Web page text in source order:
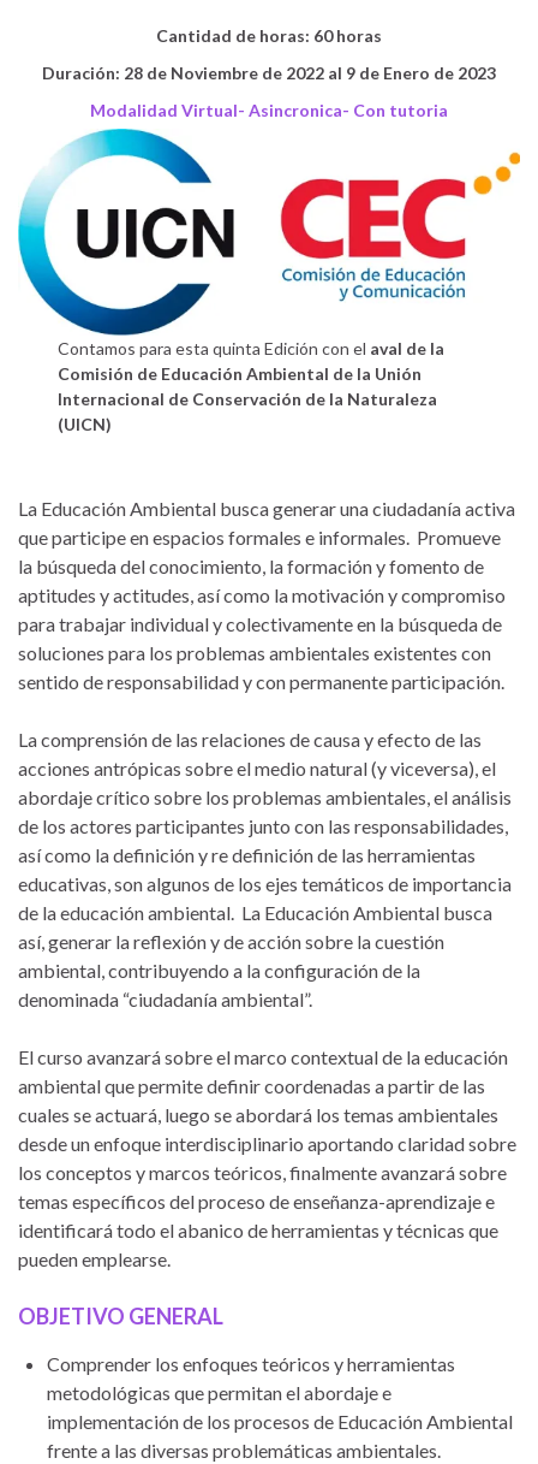
Cantidad de horas: 60 horas
Duración: 28 de Noviembre de 2022 al 9 de Enero de 2023
Modalidad Virtual- Asincronica- Con tutoria
Contamos para esta quinta Edición con el aval de la
Comisión de Educación Ambiental de la Unión
Internacional de Conservación de la Naturaleza
(UICN)
La Educación Ambiental busca generar una ciudadanía activa
que participe en espacios formales e informales. Promueve
la búsqueda del conocimiento, la formación y fomento de
aptitudes y actitudes, así como la motivación y compromiso
para trabajar individual y colectivamente en la búsqueda de
soluciones para los problemas ambientales existentes con
sentido de responsabilidad y con permanente participación.
La comprensión de las relaciones de causa y efecto de las
acciones antrópicas sobre el medio natural (y viceversa), el
abordaje crítico sobre los problemas ambientales, el análisis
de los actores participantes junto con las responsabilidades,
así como la definición y re definición de las herramientas
educativas, son algunos de los ejes temáticos de importancia
de la educación ambiental. La Educación Ambiental busca
así, generar la reflexión y de acción sobre la cuestión
ambiental, contribuyendo a la configuración de la
denominada “ciudadanía ambiental”.
El curso avanzará sobre el marco contextual de la educación
ambiental que permite definir coordenadas a partir de las
cuales se actuará, luego se abordará los temas ambientales
desde un enfoque interdisciplinario aportando claridad sobre
los conceptos y marcos teóricos, finalmente avanzará sobre
temas específicos del proceso de enseñanza-aprendizaje e
identificará todo el abanico de herramientas y técnicas que
pueden emplearse.
OBJETIVO GENERAL
Comprender los enfoques teóricos y herramientas
metodológicas que permitan el abordaje e
implementación de los procesos de Educación Ambiental
frente a las diversas problemáticas ambientales.